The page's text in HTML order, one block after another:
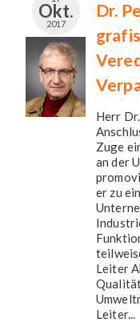
Okt.
2017
Dr.
Herr
Zuge
an der
er zu
Leiter
Leiter...